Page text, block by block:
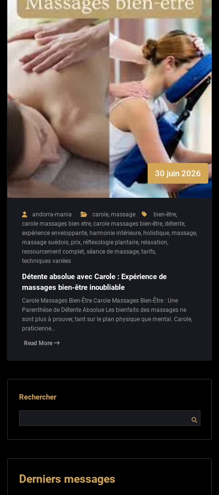
30 juin 2026
andorra-mania carole, massage bien-être,
carole massages bien etre, carole massages bien-être, détente,
expérience enveloppante, harmonie intérieure, holistique, massage,
massage suédois, prix, réflexologie plantaire, relaxation,
ressourcement complet, séance de massage, tarifs,
techniques variées
Détente absolue avec Carole : Expérience de
massages bien-être inoubliable
Carole Massages Bien-Être Carole Massages Bien-Être : Une
Parenthèse de Détente Absolue Les bienfaits des massages ne
sont plus à prouver, tant sur le plan physique que mental. Carole,
praticienne…
Read More
Rechercher
Derniers messages